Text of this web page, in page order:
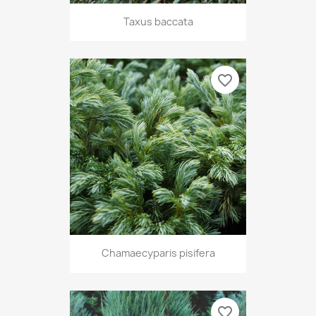
Taxus baccata
Chamaecyparis pisifera
favorite_border
favorite_border